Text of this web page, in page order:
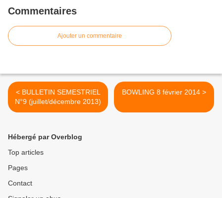
Commentaires
Ajouter un commentaire
< BULLETIN SEMESTRIEL
N°9 (juillet/décembre 2013)
BOWLING 8 février 2014 >
Hébergé par Overblog
Top articles
Pages
Contact